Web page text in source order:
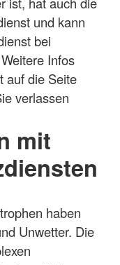
und kann
bei
Infos
auf die Seite
verlassen
mit
haben
Unwetter. Die